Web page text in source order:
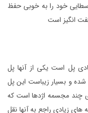
خود را به خوبی حفظ
انگیز است
پل است یکی از آنها پل
و بسیار زیباست این پل
چند مجسمه اژدها است که
های زیادی راجع به آنها نقل